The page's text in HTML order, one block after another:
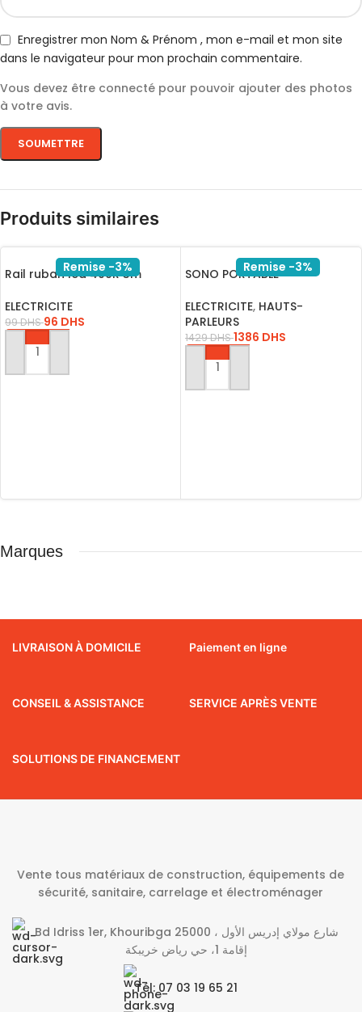
Enregistrer mon Nom & Prénom , mon e-mail et mon site
dans le navigateur pour mon prochain commentaire.
Vous devez être connecté pour pouvoir ajouter des photos
à votre avis.
Produits similaires
Remise -3%
Rail ruban led 409R 3m
ELECTRICITE
99DHS 96 DHS
AJOUTER AU PANIER
Remise -3%
SONO PORTABLE
USB-BLUET-FM-SD
ELECTRICITE, HAUTS-
PARLEURS
1429DHS1386 DHS
AJOUTER AU PANIER
Marques
LIVRAISON À DOMICILE Paiement en ligne
CONSEIL & ASSISTANCE SERVICE APRÈS VENTE
SOLUTIONS DE FINANCEMENT
Vente tous matériaux de construction, équipements de
sécurité, sanitaire, carrelage et électroménager
Bd Idriss 1er, Khouribga 25000 شارع مولاي إدريس الأول ،
إقامة 1، حي رياض خريبكة
Tél: 07 03 19 65 21